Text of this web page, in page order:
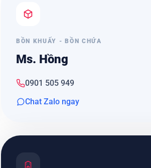
BỒN KHUẤY - BỒN CHỨA
Ms. Hồng
0901 505 949
Chat Zalo ngay